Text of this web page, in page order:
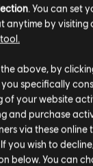
找到你喜愛的
讓你享受
乃至於 DLC，
：維京紀元》裡
》 裡深刻體驗
局特工、在《工
由軍團》裡隨心
號：圍攻行動》裡
6》裡現代遊擊隊
子手中解放出來
您是简体中文用户
们的简体中文商
留在此商店
. You can set
anytime by visiting
above, by
specifically
of your website
and purchase
via these online
you wish to
below. You can